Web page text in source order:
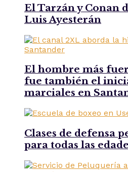
El Tarzán y Conan
Luis Ayesterán
El hombre más
fue también el
marciales en
Clases de defensa
para todas las